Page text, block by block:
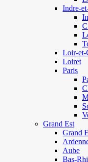
Indre-
Loir-et-
Loiret
Paris
Grand Est
Grand
Aube
Bas-